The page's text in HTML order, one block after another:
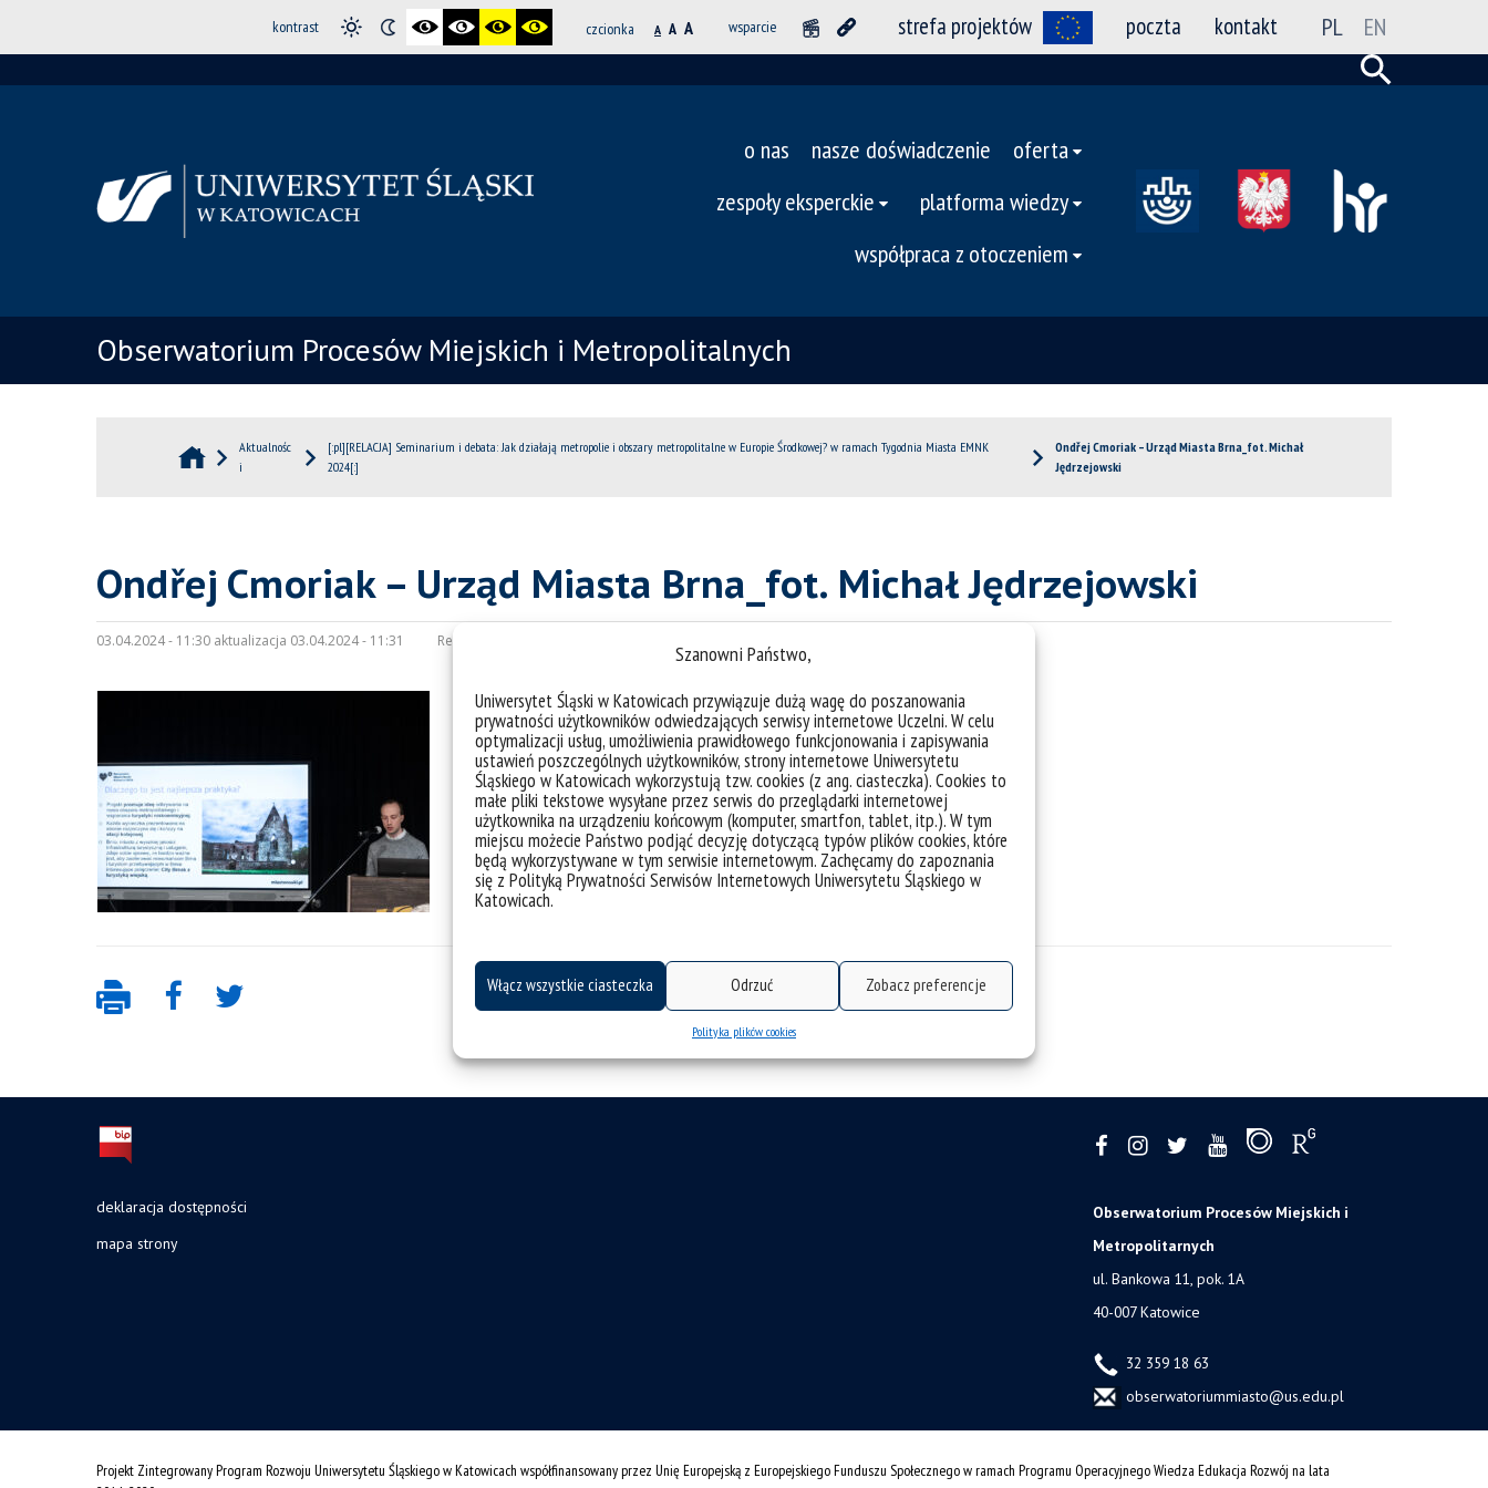
Szanowni Państwo,
Uniwersytet Śląski w Katowicach przywiązuje dużą wagę do poszanowania
prywatności użytkowników odwiedzających serwisy internetowe Uczelni. W celu
optymalizacji usług, umożliwienia prawidłowego funkcjonowania i zapisywania
ustawień poszczególnych użytkowników, strony internetowe Uniwersytetu
Śląskiego w Katowicach wykorzystują tzw. cookies (z ang. ciasteczka). Cookies to
małe pliki tekstowe wysyłane przez serwis do przeglądarki internetowej
użytkownika na urządzeniu końcowym (komputer, smartfon, tablet, itp.). W tym
miejscu możecie Państwo podjąć decyzję dotyczącą typów plików cookies, które
będą wykorzystywane w tym serwisie internetowym. Zachęcamy do zapoznania
się z Polityką Prywatności Serwisów Internetowych Uniwersytetu Śląskiego w
Katowicach.
Włącz wszystkie ciasteczka Odrzuć Zobacz preferencje
Polityka plików cookies
kontrast czcionka A A A wsparcie strefa projektów poczta kontakt PL EN
o nas nasze doświadczenie
oferta
zespoły eksperckie
platforma wiedzy
współpraca z otoczeniem
Obserwatorium Procesów Miejskich i Metropolitalnych
Aktualnośc
i
[:pl][RELACJA] Seminarium i debata: Jak działają metropolie i obszary metropolitalne w Europie Środkowej? w ramach Tygodnia Miasta EMNK
2024[:]
Ondřej Cmoriak – Urząd Miasta Brna_fot. Michał
Jędrzejowski
Ondřej Cmoriak – Urząd Miasta Brna_fot. Michał Jędrzejowski
03.04.2024 - 11:30 aktualizacja 03.04.2024 - 11:31 Redakcja:
deklaracja dostępności
mapa strony
Obserwatorium Procesów Miejskich i
Metropolitarnych
ul. Bankowa 11, pok. 1A
40-007 Katowice
32 359 18 63
obserwatoriummiasto@us.edu.pl
Projekt Zintegrowany Program Rozwoju Uniwersytetu Śląskiego w Katowicach współfinansowany przez Unię Europejską z Europejskiego Funduszu Społecznego w ramach Programu Operacyjnego Wiedza Edukacja Rozwój na lata